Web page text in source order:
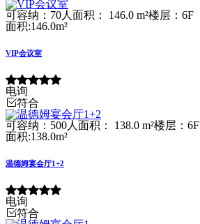
可容纳：70人 面积： 146.0 m²楼层：6F
面积:146.0m²
VIP会议室
电询
符合
可容纳：500人 面积： 138.0 m²楼层：6F
面积:138.0m²
温德姆宴会厅1+2
电询
符合